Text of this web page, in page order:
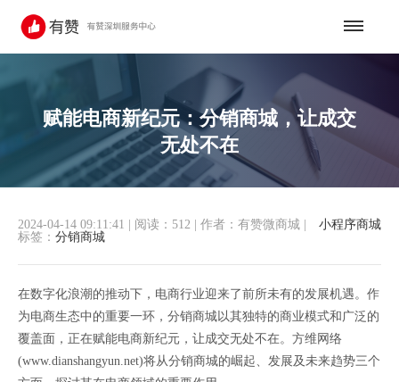
赋能电商新纪元：分销商城，让成交
无处不在
小程序商城
2024-04-14 09:11:41 阅读：512 作者：有赞微商城
标签： 分销商城
在数字化浪潮的推动下，电商行业迎来了前所未有的发展机遇。作
为电商生态中的重要一环，分销商城以其独特的商业模式和广泛的
覆盖面，正在赋能电商新纪元，让成交无处不在。方维网络
(www.dianshangyun.net)将从分销商城的崛起、发展及未来趋势三个